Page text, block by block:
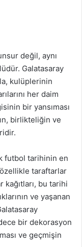
değil, aynı
Galatasaray
kulüplerinin
her daim
bir yansıması
birlikteliğin ve
futbol tarihinin en
taraftarlar
kağıtları, bu tarihi
ve yaşanan
bir dekorasyon
ve geçmişin